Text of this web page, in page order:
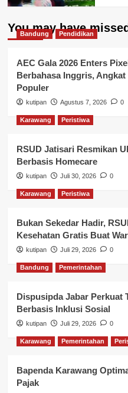
You may have missed
Bandung Pendidikan
AEC Gala 2026 Enters
Berbahasa Inggris,
Populer
kutipan Agustus 7, 2026 0
Karawang Peristiwa
RSUD Jatisari Resmikan
Berbasis Homecare
kutipan Juli 30, 2026 0
Karawang Peristiwa
Bukan Sekedar Hadir,
Kesehatan Gratis Buat
kutipan Juli 29, 2026 0
Bandung Pemerintahan
Dispusipda Jabar Perkuat
Berbasis Inklusi Sosial
kutipan Juli 29, 2026 0
Karawang Pemerintahan
Bapenda Karawang
Pajak